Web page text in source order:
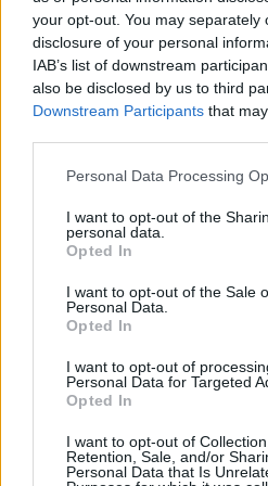
your opt-out. You may separately
disclosure of your personal
IAB’s list of downstream
also be disclosed by us to third
Downstream Participants that
Personal Data Processing
I want to opt-out of the
personal data.
Opted In
I want to opt-out of the Sale
Personal Data.
Opted In
I want to opt-out of
Personal Data for Targeted
Opted In
I want to opt-out of
Retention, Sale, and/or
Personal Data that Is
ΜΠΑΣΚΕΤ
Προκρίθηκε στον τελικό η
παρέμεινε σε τροχιά ανόδου
22:30EUROLEAGUE
Βιλερμπάν: Ανακοινώθηκε η
Προπονητής ΤΣΣΚΑ 1948: «Η
Παναθηναϊκό, έχει πολύ
ΣΠΟΡ
ρεκόρ και εξαιρετικές
ΜΠΑΣΚΕΤ
Κορυφαίος ο Φρανσίσκο σε
Εθνικής Γαλλίας - Πήρε χρόνο
Ευρωπαϊκό Κολύμβησης:
στα 4Χ200μ, τρομερή